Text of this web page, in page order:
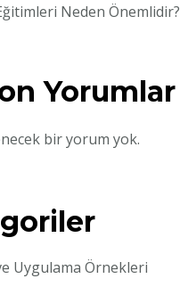
Neden Önemlidir?
Yorumlar
bir yorum yok.
Uygulama Örnekleri